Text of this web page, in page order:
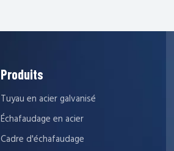
Produits
Tuyau en acier galvanisé
Échafaudage en acier
Cadre d'échafaudage